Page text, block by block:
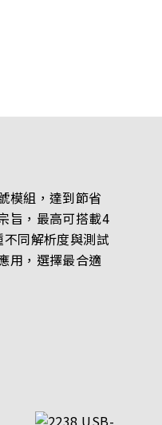
模組，達到節省
旨，最高可搭載4
同解析度與測試
用，選擇最合適